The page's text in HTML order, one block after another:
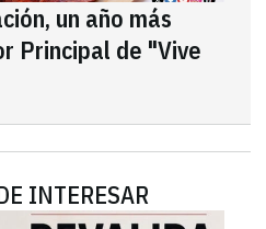
un año más
Principal de "Vive
INTERESAR